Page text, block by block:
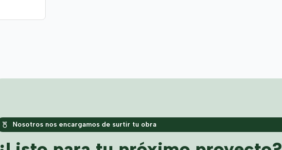
Nosotros nos encargamos de surtir tu obra